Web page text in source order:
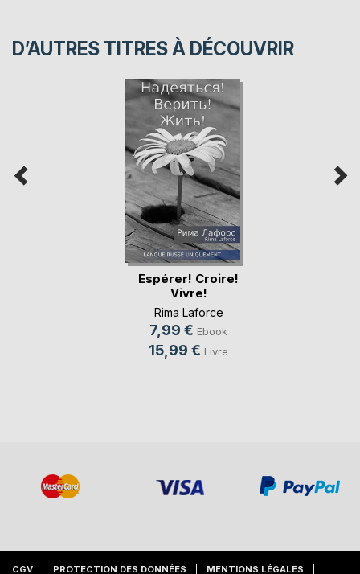
D’AUTRES TITRES À DÉCOUVRIR
Espérer! Croire!
Vivre!
Rima Laforce
7,99 € Ebook
15,99 € Livre
CGV PROTECTION DES DONNÉES MENTIONS LÉGALES